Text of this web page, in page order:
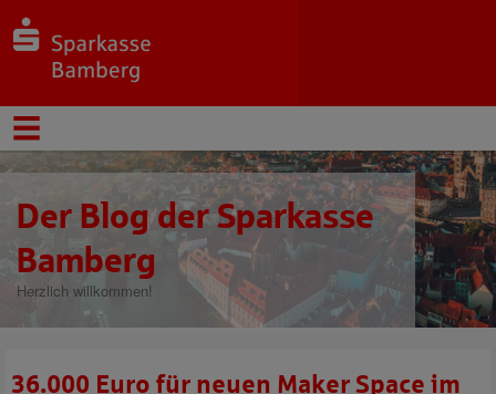
Der Blog der Sparkasse
Bamberg
Herzlich willkommen!
36.000 Euro für neuen Maker Space im